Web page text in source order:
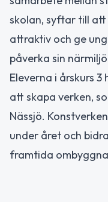
skolan, syftar till
attraktiv och ge
påverka sin
Eleverna i årskurs
att skapa verken,
Nässjö.
under året och
framtida